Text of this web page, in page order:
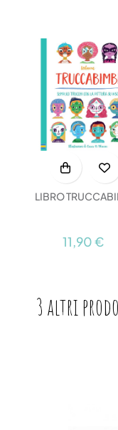
LIBRO
11,90 €
3 altri